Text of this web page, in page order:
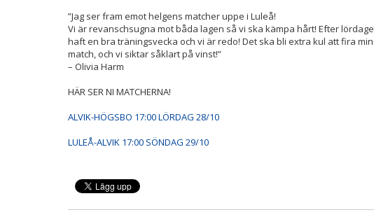
”Jag ser fram emot helgens matcher uppe i Luleå!
Vi är revanschsugna mot båda lagen så vi ska kämpa hårt! Efter
haft en bra träningsvecka och vi är redo! Det ska bli extra kul att fira
match, och vi siktar såklart på vinst!”
– Olivia Harm
HÄR SER NI MATCHERNA!
ALVIK-HÖGSBO 17:00 LÖRDAG 28/10
LULEÅ-ALVIK 17:00 SÖNDAG 29/10